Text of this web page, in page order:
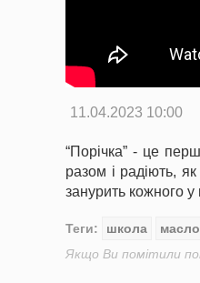
11.04.2023 10:00
“Порічка” - це
разом і радіють,
занурить кожного
Теги: школа масло
Якщо Ви помітили